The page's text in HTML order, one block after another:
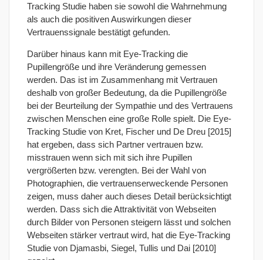
Tracking Studie haben sie sowohl die Wahrnehmung
als auch die positiven Auswirkungen dieser
Vertrauenssignale bestätigt gefunden.
Darüber hinaus kann mit Eye-Tracking die
Pupillengröße und ihre Veränderung gemessen
werden. Das ist im Zusammenhang mit Vertrauen
deshalb von großer Bedeutung, da die Pupillengröße
bei der Beurteilung der Sympathie und des Vertrauens
zwischen Menschen eine große Rolle spielt. Die Eye-
Tracking Studie von Kret, Fischer und De Dreu [2015]
hat ergeben, dass sich Partner vertrauen bzw.
misstrauen wenn sich mit sich ihre Pupillen
vergrößerten bzw. verengten. Bei der Wahl von
Photographien, die vertrauenserweckende Personen
zeigen, muss daher auch dieses Detail berücksichtigt
werden. Dass sich die Attraktivität von Webseiten
durch Bilder von Personen steigern lässt und solchen
Webseiten stärker vertraut wird, hat die Eye-Tracking
Studie von Djamasbi, Siegel, Tullis und Dai [2010]